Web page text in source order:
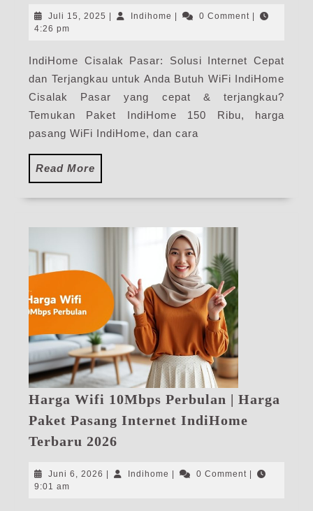
Juli 15, 2025 Juli
Indihome Indihome0 Comment
4:26 pm
IndiHome Cisalak Pasar: Solusi Internet Cepat
dan Terjangkau untuk Anda Butuh WiFi IndiHome
Cisalak Pasar yang cepat & terjangkau?
Temukan Paket IndiHome 150 Ribu, harga
pasang WiFi IndiHome, dan cara
Read More
More
Harga Wifi 10Mbps Perbulan | Harga
Paket Pasang Internet IndiHome
Terbaru 2026
10Mbps
Juni 6, 2026 Juni
| Indihome Indihome
| 0 Comment |
9:01 am